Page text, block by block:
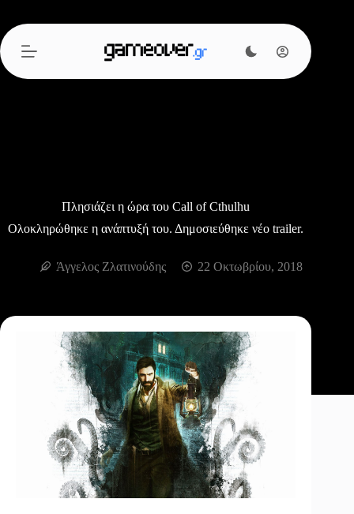
περιεχόμενο
Πλησιάζει η ώρα του Call of Cthulhu
Ολοκληρώθηκε η ανάπτυξή του. Δημοσιεύθηκε νέο trailer.
Άγγελος Ζλατινούδης 22 Οκτωβρίου, 2018